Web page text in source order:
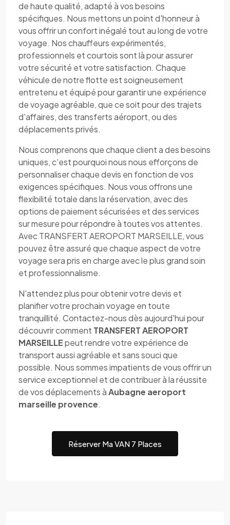
de haute qualité, adapté à vos besoins
spécifiques. Nous mettons un point d'honneur à
vous offrir un confort inégalé tout au long de votre
voyage. Nos chauffeurs expérimentés,
professionnels et courtois sont là pour assurer
votre sécurité et votre satisfaction. Chaque
véhicule de notre flotte est soigneusement
entretenu et équipé pour garantir une expérience
de voyage agréable, que ce soit pour des trajets
d'affaires, des transferts aéroport, ou des
déplacements privés.
Nous comprenons que chaque client a des besoins
uniques, c'est pourquoi nous nous efforçons de
personnaliser chaque devis en fonction de vos
exigences spécifiques. Nous vous offrons une
flexibilité totale dans la réservation, avec des
options de paiement sécurisées et des services
sur mesure pour répondre à toutes vos attentes.
Avec TRANSFERT AEROPORT MARSEILLE, vous
pouvez être assuré que chaque aspect de votre
voyage sera pris en charge avec le plus grand soin
et professionnalisme.
N'attendez plus pour obtenir votre devis et
planifier votre prochain voyage en toute
tranquillité. Contactez-nous dès aujourd'hui pour
découvrir comment TRANSFERT AEROPORT
MARSEILLEpeut rendre votre expérience de
transport aussi agréable et sans souci que
possible. Nous sommes impatients de vous offrir un
service exceptionnel et de contribuer à la réussite
de vos déplacements àAubagne aeroport
marseille provence.
Réserver Ma VAN 7 Places